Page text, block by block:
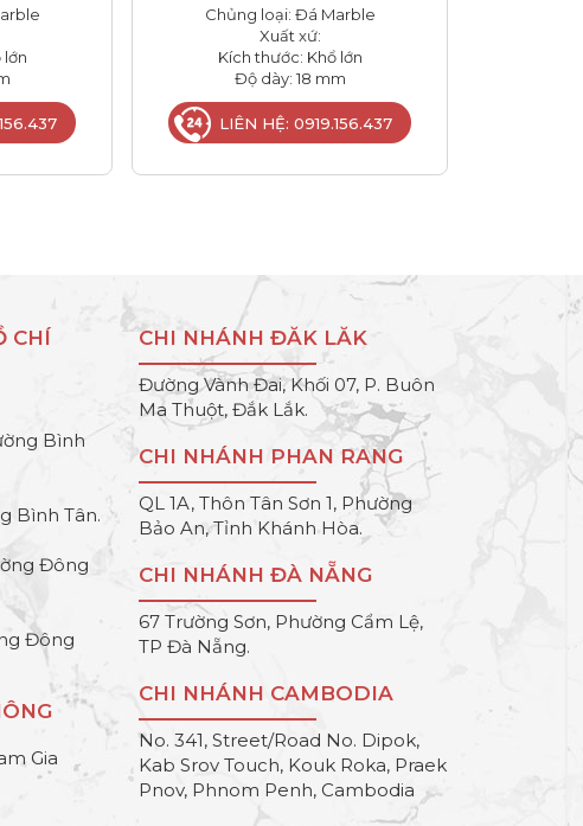
lớn
Chủng loại: Đá Marble
Xuất xứ:
Kích thước: Khổ lớn
Độ dày: 18 mm
LIÊN HỆ: 0919.156.437
CHÍ
Bình
Bình Tân.
Đông
Đông
Gia
CHI NHÁNH ĐĂK LĂK
Đường Vành Đai, Khối 07, P. Buôn
Ma Thuột, Đắk Lắk.
CHI NHÁNH PHAN RANG
QL 1A, Thôn Tân Sơn 1, Phường
Bảo An, Tỉnh Khánh Hòa.
CHI NHÁNH ĐÀ NẴNG
67 Trường Sơn, Phường Cẩm Lệ,
TP Đà Nẵng.
CHI NHÁNH CAMBODIA
No. 341, Street/Road No. Dipok,
Kab Srov Touch, Kouk Roka, Praek
Pnov, Phnom Penh, Cambodia